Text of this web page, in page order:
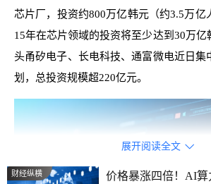
芯片厂，投资约800万亿韩元（约3.5万亿
15年在芯片领域的投资将至少达到30万
头甬矽电子、长电科技、通富微电近日集
划，总投资规模超220亿元。
展开阅读全文 
财经纵横
价格暴涨四倍！AI算